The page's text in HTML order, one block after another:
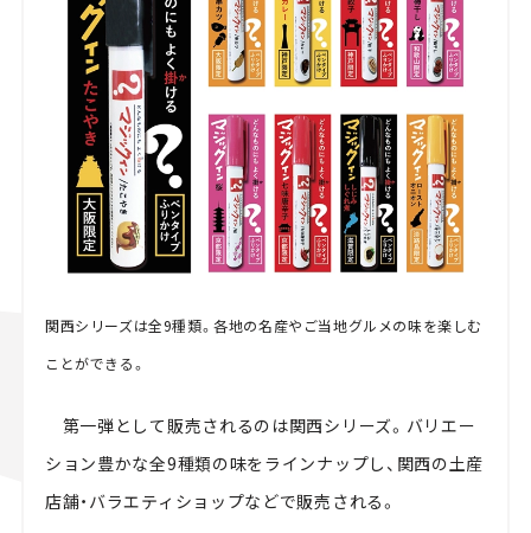
関西シリーズは全9種類。各地の名産やご当地グルメの味を楽しむ
ことができる。
第一弾として販売されるのは関西シリーズ。バリエー
ション豊かな全9種類の味をラインナップし、 関西の土産
店舗・バラエティショップなどで販売される。